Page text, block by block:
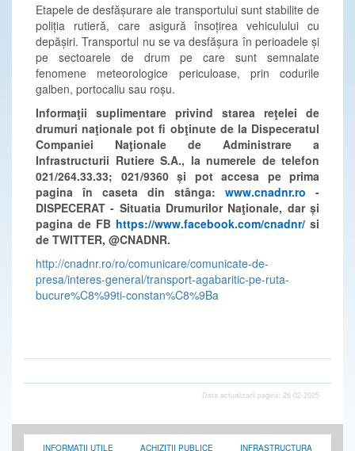
Etapele de desfășurare ale transportului sunt stabilite de
poliția rutieră, care asigură însoțirea vehiculului cu
depășiri. Transportul nu se va desfășura în perioadele și
pe sectoarele de drum pe care sunt semnalate
fenomene meteorologice periculoase, prin codurile
galben, portocaliu sau roșu.
Informaţii suplimentare privind starea reţelei de
drumuri naţionale pot fi obţinute de la Dispeceratul
Companiei Naţionale de Administrare a
Infrastructurii Rutiere S.A., la numerele de telefon
021/264.33.33; 021/9360 și pot accesa pe prima
pagina în caseta din stânga: www.cnadnr.ro -
DISPECERAT - Situatia Drumurilor Naţionale, dar și
pagina de FB https://www.facebook.com/cnadnr/ si
de TWITTER, @CNADNR.
http://cnadnr.ro/ro/comunicare/comunicate-de-
presa/interes-general/transport-agabaritic-pe-ruta-
bucure%C8%99ti-constan%C8%9Ba
Data actualizarii paginii: 26-02-2025
INFORMATII UTILE ACHIZITII PUBLICE INFRASTRUCTURA